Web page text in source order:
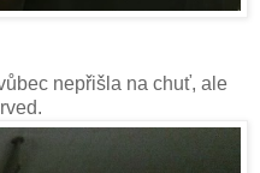
nepřišla na chuť, ale